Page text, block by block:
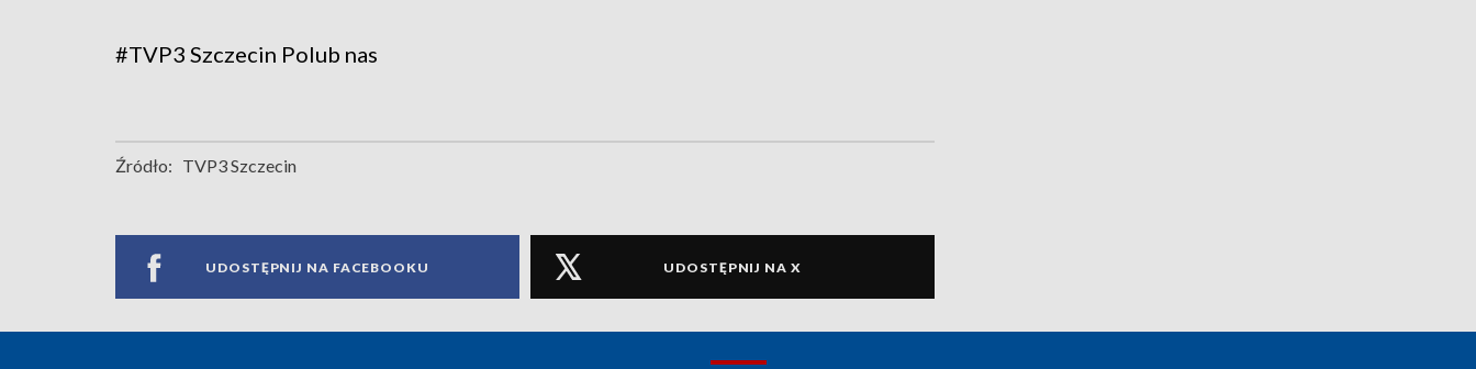
#TVP3 Szczecin Polub nas
Źródło: TVP3 Szczecin
UDOSTĘPNIJ NA FACEBOOKU UDOSTĘPNIJ NA X